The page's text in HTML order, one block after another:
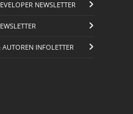
NEWSLETTER
AUTOREN INFOLETTER